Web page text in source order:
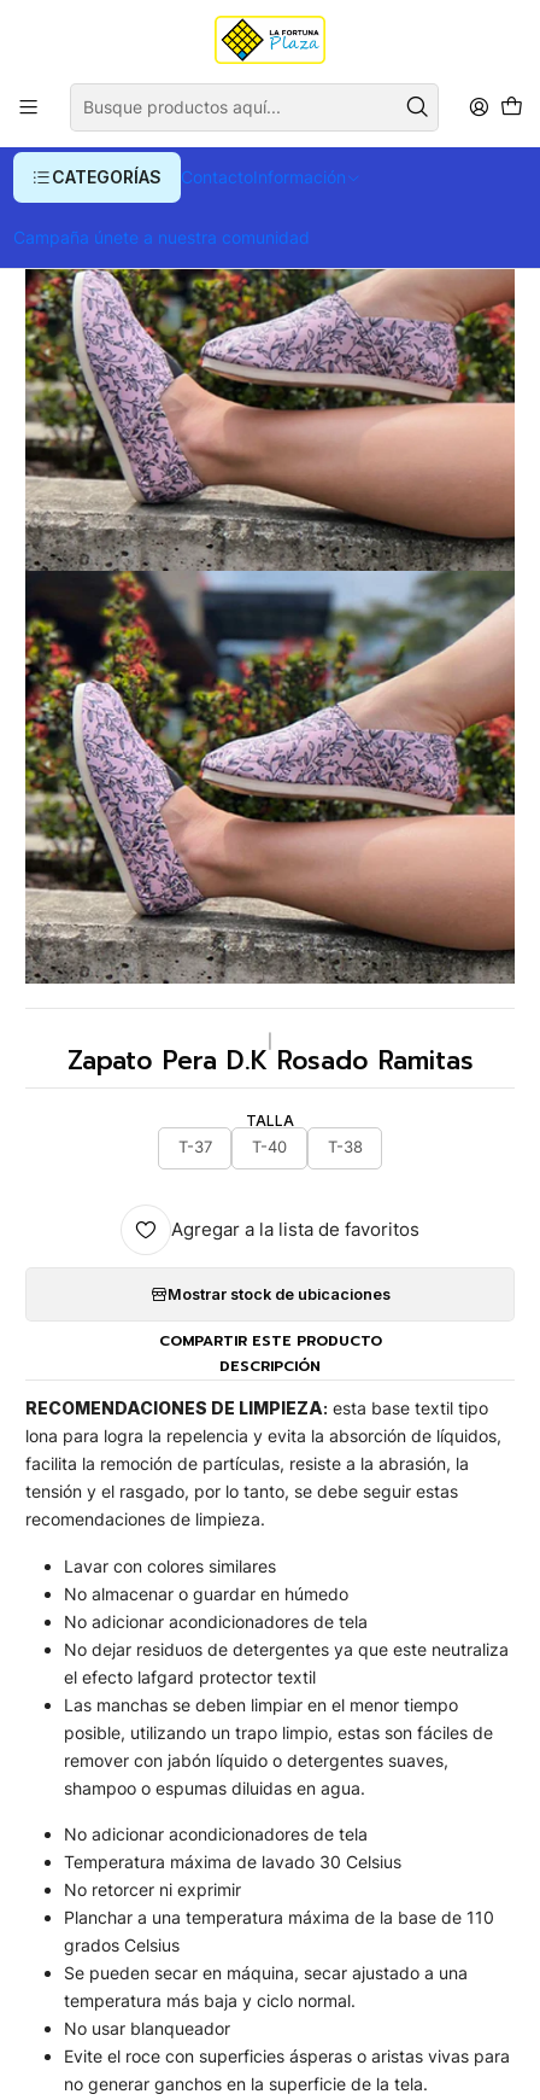
CATEGORÍAS ContactoInformación
Campaña únete a nuestra comunidad
Envío gratis para compras superiores a $ 400.000
Zapato Pera D.K Rosado Ramitas
Zapato Pera D.K Rosado Ramitas
TALLA
T-37
T-40 T-38
Agregar a la lista de favoritos
Mostrar stock de ubicaciones
COMPARTIR ESTE PRODUCTO
DESCRIPCIÓN
RECOMENDACIONES DE LIMPIEZA: esta base textil tipo
lona para logra la repelencia y evita la absorción de líquidos,
facilita la remoción de partículas, resiste a la abrasión, la
tensión y el rasgado, por lo tanto, se debe seguir estas
recomendaciones de limpieza.
Lavar con colores similares
No almacenar o guardar en húmedo
No adicionar acondicionadores de tela
No dejar residuos de detergentes ya que este neutraliza
el efecto lafgard protector textil
Las manchas se deben limpiar en el menor tiempo
posible, utilizando un trapo limpio, estas son fáciles de
remover con jabón líquido o detergentes suaves,
shampoo o espumas diluidas en agua.
No adicionar acondicionadores de tela
Temperatura máxima de lavado 30 Celsius
No retorcer ni exprimir
Planchar a una temperatura máxima de la base de 110
grados Celsius
Se pueden secar en máquina, secar ajustado a una
temperatura más baja y ciclo normal.
No usar blanqueador
Evite el roce con superficies ásperas o aristas vivas para
no generar ganchos en la superficie de la tela.